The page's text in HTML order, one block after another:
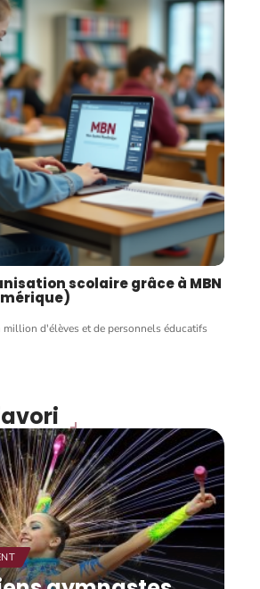
scolaire grâce à MBN
million d'élèves et de personnels éducatifs